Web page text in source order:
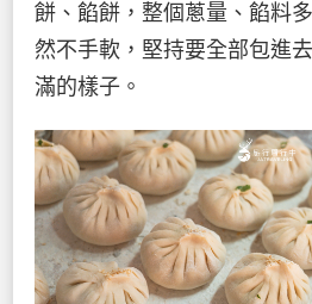
餅、餡餅，整個蔥量、餡料
然不手軟，堅持要全部包進
滿的樣子。